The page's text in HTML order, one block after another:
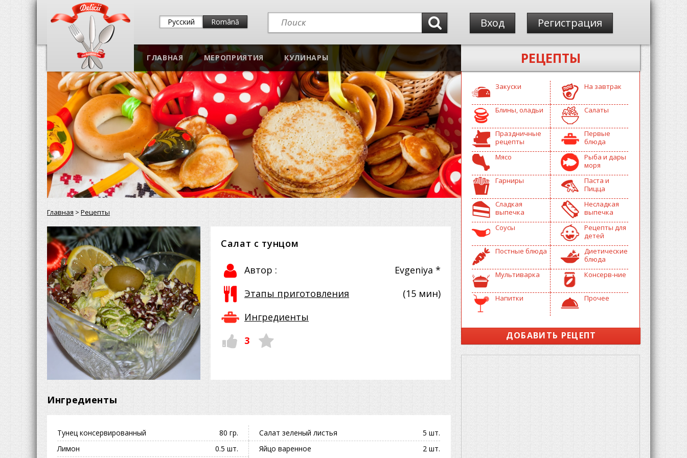
Русский Română Вход Регистрация
ГЛАВНАЯ МЕРОПРИЯТИЯ КУЛИНАРЫ РЕЦЕПТЫ
Главная > Рецепты
Салат с тунцом
Автор :
Evgeniya *
Этапы приготовления
(15 мин)
Ингредиенты
3
Ингредиенты
Тунец консервированный 80 гр. Салат зеленый листья
5 шт.
Лимон
0.5 шт. Яйцо варенное 2 шт.
Закуски На завтрак
Блины, оладьи Салаты
Праздничные
рецепты
Первые
блюда
Мясо
Рыба и дары
моря
Гарниры
Паста и
Пицца
Сладкая
выпечка
Несладкая
выпечка
Соусы
Рецепты для
детей
Постные блюда
Диетические
блюда
Мультиварка
Консерв-ние
Напитки Прочее
ДОБАВИТЬ РЕЦЕПТ